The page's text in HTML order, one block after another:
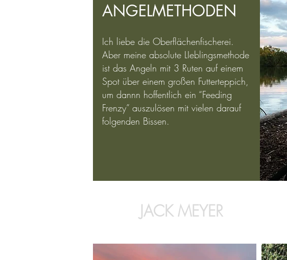
ANGELMETHODEN
Ich liebe die Oberflächenfischerei.
Aber meine absolute LIeblingsmethode
ist das Angeln mit 3 Ruten auf einem
Spot über einem großen Futterteppich,
um dannn hoffentlich ein “Feeding
Frenzy” auszulösen mit vielen darauf
folgenden Bissen.
JACK MEYER